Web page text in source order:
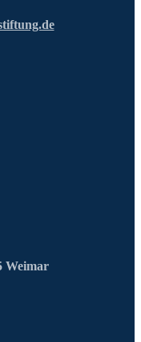
Weimar